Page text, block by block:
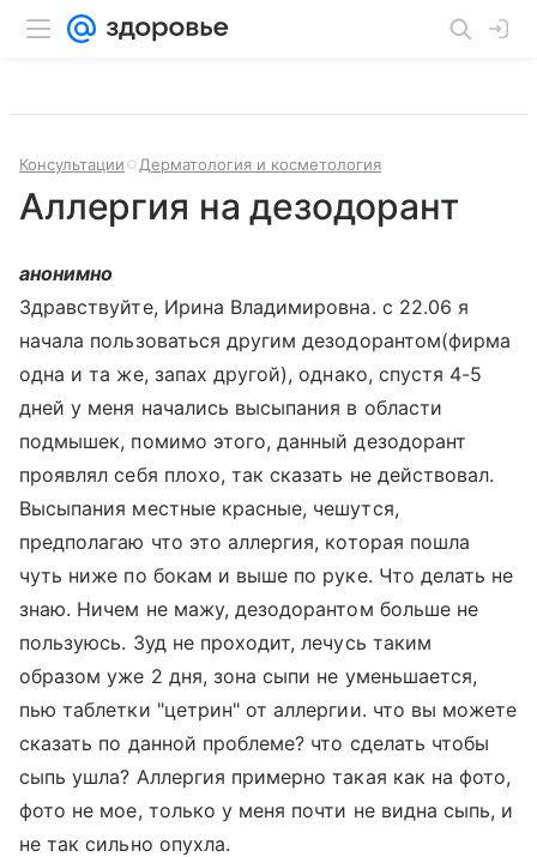
Консультации Дерматология и косметология
Аллергия на дезодорант
анонимно
Здравствуйте, Ирина Владимировна. с 22.06 я
начала пользоваться другим дезодорантом(фирма
одна и та же, запах другой), однако, спустя 4-5
дней у меня начались высыпания в области
подмышек, помимо этого, данный дезодорант
проявлял себя плохо, так сказать не действовал.
Высыпания местные красные, чешутся,
предполагаю что это аллергия, которая пошла
чуть ниже по бокам и выше по руке. Что делать не
знаю. Ничем не мажу, дезодорантом больше не
пользуюсь. Зуд не проходит, лечусь таким
образом уже 2 дня, зона сыпи не уменьшается,
пью таблетки "цетрин" от аллергии. что вы можете
сказать по данной проблеме? что сделать чтобы
сыпь ушла? Аллергия примерно такая как на фото,
фото не мое, только у меня почти не видна сыпь, и
не так сильно опухла.